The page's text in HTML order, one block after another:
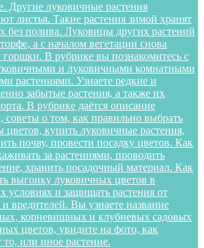
Другие луковичные растения
листья. Такие растения зимой хранят
без полива. Луковицы других растений
а с началом вегетации снова
В рубрике вы познакомитесь с
и луковичными комнатными
растениями. Узнаете редкие и
забытые растения, а также их
В рубрике даётся описание
советы о том, как правильно выбрать
цветов, купить луковичные растения,
почву, провести посадку цветов. Как
за растениями, проводить
хранить посадочный материал. Как
выгонку луковичных цветов в
условиях и защищать растения от
и вредителей. Вы узнаете название
корневищных и клубневых садовых
цветов, увидите на фото, как
то, или иное растение.